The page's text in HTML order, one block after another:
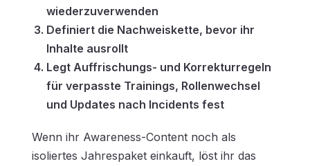
wiederzuverwenden
Definiert die Nachweiskette, bevor ihr
Inhalte ausrollt
Legt Auffrischungs- und Korrekturregeln
für verpasste Trainings, Rollenwechsel
und Updates nach Incidents fest
Wenn ihr Awareness-Content noch als
isoliertes Jahrespaket einkauft, löst ihr das